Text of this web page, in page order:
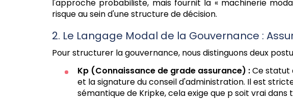
l'approche probabiliste, mais fournit la « machinerie
risque au sein d'une structure de décision.
2. Le Langage Modal de la Gouvernance :
Pour structurer la gouvernance, nous distinguons deux
Kp (Connaissance de grade assurance) :Ce statut
et la signature du conseil d'administration. Il est
sémantique de Kripke, cela exige que p soit vrai